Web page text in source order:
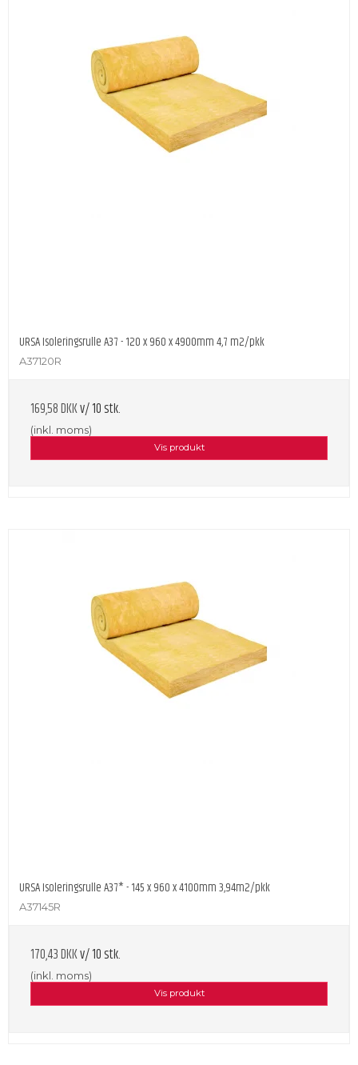
URSA Isoleringsrulle A37 - 120 x 960 x 4900mm 4,7 m2/pkk
A37120R
169,58 DKKv/ 10 stk.
(inkl. moms)
Vis produkt
URSA Isoleringsrulle A37* - 145 x 960 x 4100mm 3,94m2/pkk
A37145R
170,43 DKKv/ 10 stk.
(inkl. moms)
Vis produkt